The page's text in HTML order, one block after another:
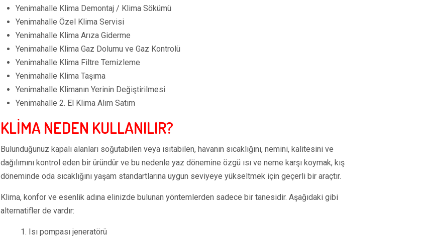
Yenimahalle Klima Demontaj / Klima Sökümü
Yenimahalle Özel Klima Servisi
Yenimahalle Klima Arıza Giderme
Yenimahalle Klima Gaz Dolumu ve Gaz Kontrolü
Yenimahalle Klima Filtre Temizleme
Yenimahalle Klima Taşıma
Yenimahalle Klimanın Yerinin Değiştirilmesi
Yenimahalle 2. El Klima Alım Satım
KLİMA NEDEN KULLANILIR?
Bulunduğunuz kapalı alanları soğutabilen veya ısıtabilen, havanın sıcaklığını, nemini, kalitesini ve
dağılımını kontrol eden bir üründür ve bu nedenle yaz dönemine özgü ısı ve neme karşı koymak, kış
döneminde oda sıcaklığını yaşam standartlarına uygun seviyeye yükseltmek için geçerli bir araçtır.
Klima, konfor ve esenlik adına elinizde bulunan yöntemlerden sadece bir tanesidir. Aşağıdaki gibi
alternatifler de vardır:
1. Isı pompası jeneratörü